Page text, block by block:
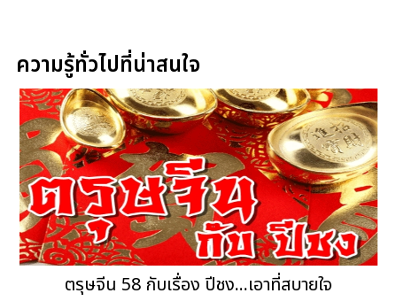
ความรู้ทั่วไปที่น่าสนใจ
ตรุษจีน 58 กับเรื่อง ปีชง...เอาที่สบายใจ